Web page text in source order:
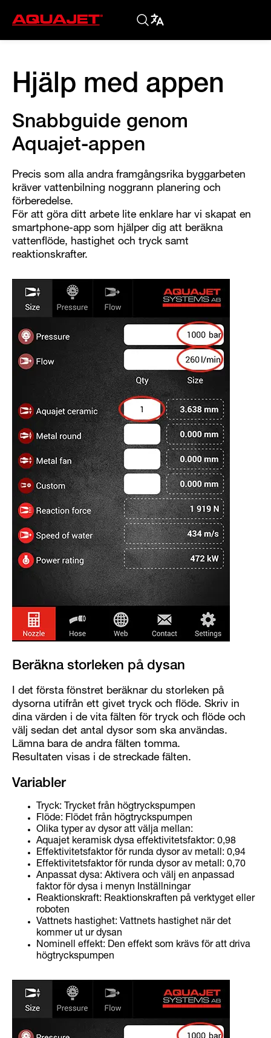
Hjälp med appen
Snabbguide genom
Aquajet-appen
Precis som alla andra framgångsrika byggarbeten
kräver vattenbilning noggrann planering och
förberedelse.
För att göra ditt arbete lite enklare har vi skapat en
smartphone-app som hjälper dig att beräkna
vattenflöde, hastighet och tryck samt
reaktionskrafter.
Beräkna storleken på dysan
I det första fönstret beräknar du storleken på
dysorna utifrån ett givet tryck och flöde. Skriv in
dina värden i de vita fälten för tryck och flöde och
välj sedan det antal dysor som ska användas.
Lämna bara de andra fälten tomma.
Resultaten visas i de streckade fälten.
Variabler
Tryck: Trycket från högtryckspumpen
Flöde: Flödet från högtryckspumpen
Olika typer av dysor att välja mellan:
Aquajet keramisk dysa effektivitetsfaktor: 0,98
Effektivitetsfaktor för runda dysor av metall: 0,94
Effektivitetsfaktor för runda dysor av metall: 0,70
Anpassat dysa: Aktivera och välj en anpassad
faktor för dysa i menyn Inställningar
Reaktionskraft: Reaktionskraften på verktyget eller
roboten
Vattnets hastighet: Vattnets hastighet när det
kommer ut ur dysan
Nominell effekt: Den effekt som krävs för att driva
högtryckspumpen